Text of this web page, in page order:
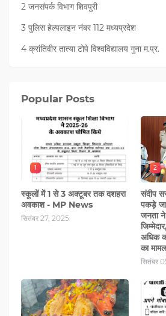
2 जनसंपर्क विभाग शिवपुरी
3 पुलिस हेल्पलाइन नंबर 112 मध्‍यप्रदेश
4 क्रांतिवीर तात्या टोपे विश्वविद्यालय गुना म.प्र.
Popular Posts
1
स्कूलों में 1 से 3 अक्टूबर तक दशहरा
अवकाश - MP News
सितंबर 27, 2025
2
संदीप
पकड़े
जनता ने
अधिक
का
सितंबर